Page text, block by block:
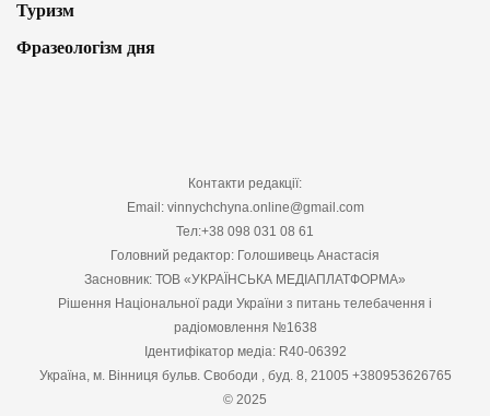
Туризм
Фразеологізм дня
Контакти редакції:
Email: vinnychchyna.online@gmail.com
Тел:+38 098 031 08 61
Головний редактор: Голошивець Анастасія
Засновник: ТОВ «УКРАЇНСЬКА МЕДІАПЛАТФОРМА»
Рішення Національної ради України з питань телебачення і
радіомовлення №1638
Ідентифікатор медіа: R40-06392
Україна, м. Вінниця бульв. Свободи , буд. 8, 21005 +380953626765
© 2025